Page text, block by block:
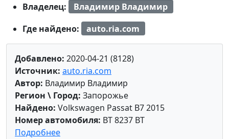
Владелец:
Владимир Владимир
Где найдено:
auto.ria.com
Добавлено: 2020-04-21 (8128)
Источник: auto.ria.com
Автор: Владимир Владимир
Регион \ Город: Запорожье
Найдено: Volkswagen Passat B7 2015
Номер автомобиля: BT 8237 BT
Подробнее